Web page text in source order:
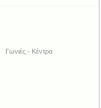
Γωνιές - Κέντρα